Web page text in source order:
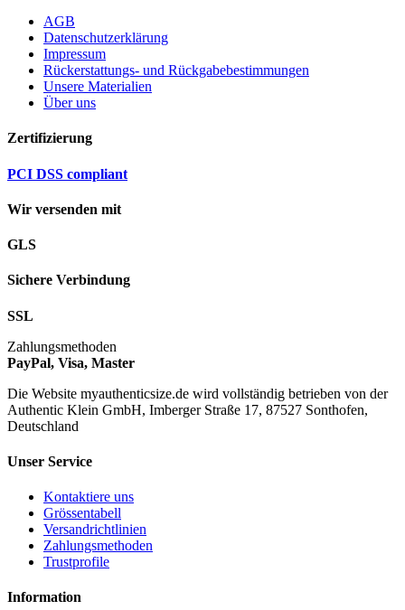
AGB
Datenschutzerklärung
Impressum
Rückerstattungs- und Rückgabebestimmungen
Unsere Materialien
Über uns
Zertifizierung
PCI DSS compliant
Wir versenden mit
GLS
Sichere Verbindung
SSL
Zahlungsmethoden
PayPal, Visa, Master
Die Website myauthenticsize.de wird vollständig betrieben von der
Authentic Klein GmbH, Imberger Straße 17, 87527 Sonthofen,
Deutschland
Unser Service
Kontaktiere uns
Grössentabell
Versandrichtlinien
Zahlungsmethoden
Trustprofile
Information